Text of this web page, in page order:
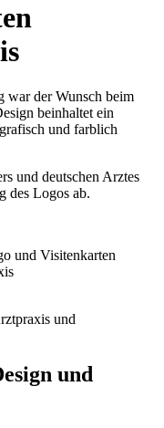
war der Wunsch beim
beinhaltet ein
und farblich
und deutschen Arztes
des Logos ab.
und